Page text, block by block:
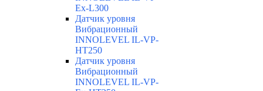
Ex-L300
Датчик уровня
Вибрационный
INNOLEVEL IL-VP-
HT250
Датчик уровня
Вибрационный
INNOLEVEL IL-VP-